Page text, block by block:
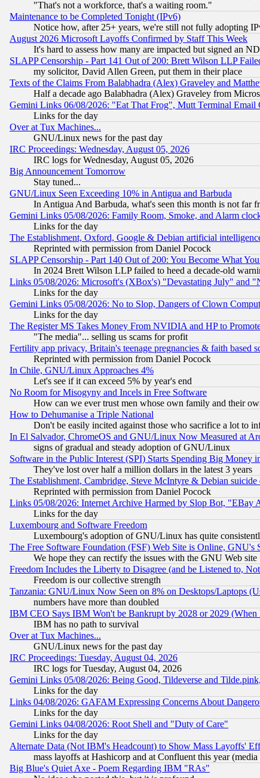
"That's not a workforce, that's a waiting room."
Maintenance to be Completed Tonight (IPv6)
Notice how, after 25+ years, we're still not fully adopting
August 2026 Microsoft Layoffs Confirmed by Staff This Week
It's hard to assess how many are impacted but signed an
SLAPP Censorship - Part 141 Out of 200: Brett Wilson LLP
my solicitor, David Allen Green, put them in their place
Texts of the Claims From Balabhadra (Alex) Graveley and
Half a decade ago Balabhadra (Alex) Graveley from
Gemini Links 06/08/2026: "Eat That Frog", Mutt Terminal
Links for the day
Over at Tux Machines...
GNU/Linux news for the past day
IRC Proceedings: Wednesday, August 05, 2026
IRC logs for Wednesday, August 05, 2026
Big Announcement Tomorrow
Stay tuned...
GNU/Linux Seen Exceeding 10% in Antigua and Barbuda
In Antigua And Barbuda, what's seen this month is not far
Gemini Links 05/08/2026: Family Room, Smoke, and Alarm
Links for the day
The Establishment, Oxford, Google & Debian artificial
Reprinted with permission from Daniel Pocock
SLAPP Censorship - Part 140 Out of 200: You Become What
In 2024 Brett Wilson LLP failed to heed a decade-old
Links 05/08/2026: Microsoft's (XBox's) "Devastating July" and
Links for the day
Gemini Links 05/08/2026: No to Slop, Dangers of Clown
Links for the day
The Register MS Takes Money From NVIDIA and HP to
"The media"... selling us scams for profit
Fertility app privacy, Britain's teenage pregnancies & faith based
Reprinted with permission from Daniel Pocock
In Chile, GNU/Linux Approaches 4%
Let's see if it can exceed 5% by year's end
No Room for Misogyny and Incels in Free Software
How can we ever trust men whose own family and their
How to Dehumanise a Triple National
Don't be easily incited against those who sacrifice a lot to
In El Salvador, ChromeOS and GNU/Linux Now Measured at
signs of gradual and steady adoption of GNU/Linux
Software in the Public Interest (SPI) Starts Spending Big
They've lost over half a million dollars in the latest 3 years
The Establishment, Cambridge, Steve McIntyre & Debian suicide
Reprinted with permission from Daniel Pocock
Links 05/08/2026: Internet Archive Harmed by Slop Bot, "EBay
Links for the day
Luxembourg and Software Freedom
Luxembourg's adoption of GNU/Linux has quite
The Free Software Foundation (FSF) Web Site is Online, GNU's
We hope they can rectify the issues with the GNU Web site
Freedom Includes the Liberty to Disagree (and be Listened to,
Freedom is our collective strength
Tanzania: GNU/Linux Now Seen on 8% on Desktops/Laptops
numbers have more than doubled
IBM CEO Says IBM Won't be Bankrupt by 2028 or 2029 (When
IBM has no path to survival
Over at Tux Machines...
GNU/Linux news for the past day
IRC Proceedings: Tuesday, August 04, 2026
IRC logs for Tuesday, August 04, 2026
Gemini Links 05/08/2026: Being Good, Tildeverse and
Links for the day
Links 04/08/2026: GAFAM Expressing Concerns About
Links for the day
Gemini Links 04/08/2026: Root Shell and "Duty of Care"
Links for the day
Alternate Data (Not IBM's Headcount) to Show Mass Layoffs'
mass layoffs at Hashicorp and at Confluent this year
Big Blue's Quiet Axe - Poem Regarding IBM "RAs"